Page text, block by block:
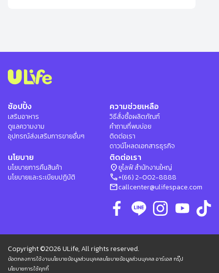
ช้อปปิ้ง
เสริมอาหาร
ดูแลความงาม
อุปกรณ์ส่งเสริมการขายอื่นๆ
ความช่วยเหลือ
วิธีสั่งซื้อผลิตภัณฑ์
คำถามที่พบบ่อย
ติดต่อเรา
ดาวน์โหลดเอกสารธุรกิจ
นโยบาย
นโยบายการคืนสินค้า
นโยบายและระเบียบปฏิบัติ
ติดต่อเรา
location_onยูไลฟ์ สำนักงานใหญ่
phone+(66) 2-002-8888
mailcallcenter@ulifespace.com
Copyright ©2026 ULife, All rights reserved.
ข้อตกลงการใช้งานนโยบายข้อมูลส่วนบุคคลนโยบายข้อมูลส่วนบุคคล อาร์เอส กรุ๊ป
นโยบายการใช้คุกกี้